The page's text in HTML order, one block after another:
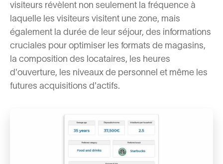
visiteurs révèlent non seulement la fréquence à
laquelle les visiteurs visitent une zone, mais
également la durée de leur séjour, des informations
cruciales pour optimiser les formats de magasins,
la composition des locataires, les heures
d'ouverture, les niveaux de personnel et même les
futures acquisitions d'actifs.